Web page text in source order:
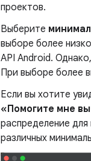
проектов.
Выберите
выборе более
API Android.
При выборе более
Если вы хотите
«Помогите мне
распределение
различных